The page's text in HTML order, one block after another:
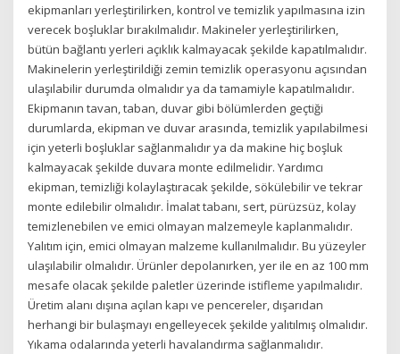
ekipmanları yerleştirilirken, kontrol ve temizlik yapılmasına izin
verecek boşluklar bırakılmalıdır. Makineler yerleştirilirken,
bütün bağlantı yerleri açıklık kalmayacak şekilde kapatılmalıdır.
Makinelerin yerleştirildiği zemin temizlik operasyonu açısından
ulaşılabilir durumda olmalıdır ya da tamamiyle kapatılmalıdır.
Ekipmanın tavan, taban, duvar gibi bölümlerden geçtiği
durumlarda, ekipman ve duvar arasında, temizlik yapılabilmesi
için yeterli boşluklar sağlanmalıdır ya da makine hiç boşluk
kalmayacak şekilde duvara monte edilmelidir. Yardımcı
ekipman, temizliği kolaylaştıracak şekilde, sökülebilir ve tekrar
monte edilebilir olmalıdır. İmalat tabanı, sert, pürüzsüz, kolay
temizlenebilen ve emici olmayan malzemeyle kaplanmalıdır.
Yalıtım için, emici olmayan malzeme kullanılmalıdır. Bu yüzeyler
ulaşılabilir olmalıdır. Ürünler depolanırken, yer ile en az 100 mm
mesafe olacak şekilde paletler üzerinde istifleme yapılmalıdır.
Üretim alanı dışına açılan kapı ve pencereler, dışarıdan
herhangi bir bulaşmayı engelleyecek şekilde yalıtılmış olmalıdır.
Yıkama odalarında yeterli havalandırma sağlanmalıdır.